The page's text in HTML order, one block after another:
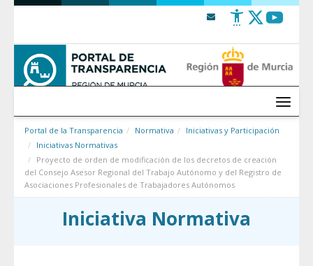
Saltar al contenido
Menú
Portal de la Transparencia Normativa
Iniciativas y Participación
Iniciativas Normativas
Proyecto de orden de modificación de los decretos de creación
del Consejo Asesor Regional del Trabajo Autónomo y del Registro de
Asociaciones Profesionales de Trabajadores Autónomos
Iniciativa Normativa